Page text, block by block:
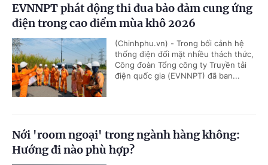
EVNNPT phát động thi đua bảo đảm cung ứng
điện trong cao điểm mùa khô 2026
(Chinhphu.vn) - Trong bối cảnh hệ
thống điện đối mặt nhiều thách thức,
Công đoàn Tổng công ty Truyền tải
điện quốc gia (EVNNPT) đã ban...
Nới 'room ngoại' trong ngành hàng không:
Hướng đi nào phù hợp?